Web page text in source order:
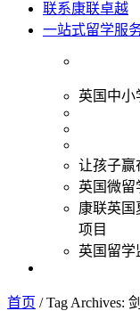
联系康联卓越
一站式留学服
英国中小
让孩子赢
英国微留
康联英国
项目
英国留学
首页 /Tag Archives: